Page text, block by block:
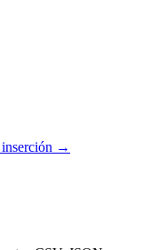
inserción →